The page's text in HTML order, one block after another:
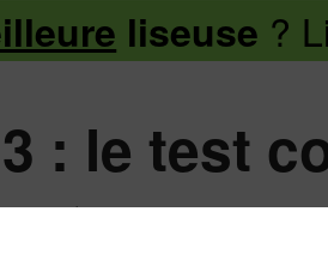
liseuse ?
: le test
20 novembre 2015